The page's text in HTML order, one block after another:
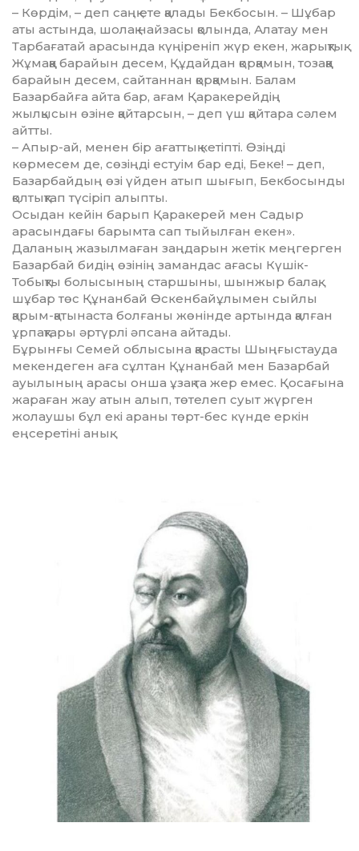
– Көрдім, – деп саңқ ете қалады Бек­босын. – Шұбар
аты астында, шолақ найзасы қолында, Алатау мен
Тарбағатай арасында күңіреніп жүр екен, жарықтық.
Жұмаққа барайын десем, Құдайдан қорқамын, тозаққа
барайын десем, сайтаннан қорқамын. Балам
Базарбайға айта бар, ағам Қаракерейдің
жылқысын өзіне қайтарсын, – деп үш қайтара сәлем
айтты.
– Апыр-ай, менен бір ағаттық кетіпті. Өзіңді
көрмесем де, сөзіңді естуім бар еді, Беке! – деп,
Базарбайдың өзі үйден атып шығып, Бек­бо­сынды
қолтықтап түсіріп алыпты.
Осыдан кейін барып Қаракерей мен Садыр
арасындағы барымта сап тыйылған екен».
Даланың жазылмаған заңдарын жетік меңгерген
Базарбай бидің өзінің замандас ағасы Күшік-
Тобықты болы­сының старшыны, шынжыр балақ,
шұбар төс Құнанбай Өскенбай­ұлымен сыйлы
қарым-қатынаста болғаны жөнінде артында қалған
ұрпақтары әртүрлі әпсана айтады.
Бұрынғы Семей облысына қарасты Шыңғыстауда
мекендеген аға сұлтан Құнанбай мен Базарбай
ауылының арасы онша ұзақ та жер емес. Қосағына
жараған жау атын алып, төтелеп суыт жүрген
жолаушы бұл екі араны төрт-бес күнде еркін
еңсеретіні анық.